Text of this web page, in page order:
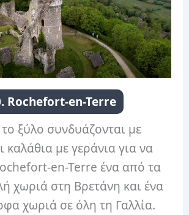
Rochefort-en-Terre
ξύλο συνδυάζονται με
καλάθια με γεράνια για να
en-Terre ένα από τα
χωριά στη Βρετάνη και ένα
χωριά σε όλη τη Γαλλία.